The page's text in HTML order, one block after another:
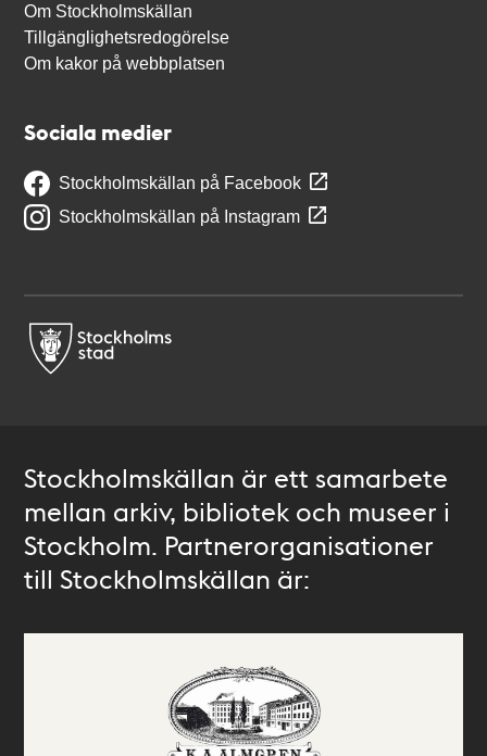
Om Stockholmskällan
Tillgänglighetsredogörelse
Om kakor på webbplatsen
Sociala medier
Stockholmskällan på Facebook
Stockholmskällan på Instagram
Stockholmskällan är ett samarbete
mellan arkiv, bibliotek och museer i
Stockholm. Partnerorganisationer
till Stockholmskällan är: